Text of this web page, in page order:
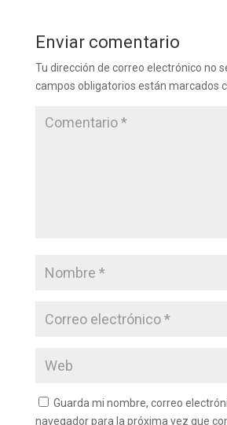
Enviar comentario
Tu dirección de correo electrónico no
campos obligatorios están marcados
Guarda mi nombre, correo
navegador para la próxima vez que